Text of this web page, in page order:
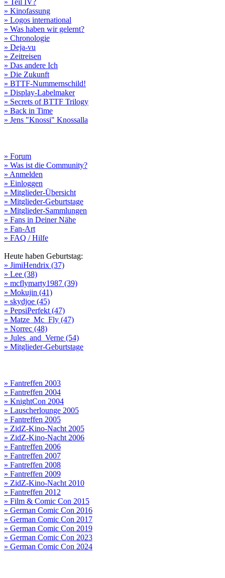
» Teil IV?
» Kinofassung
» Logos international
» Was haben wir gelernt?
» Chronologie
» Deja-vu
» Zeitreisen
» Das andere Ich
» Die Zukunft
» BTTF-Nummernschild!
» Display-Labelmaker
» Secrets of BTTF Trilogy
» Back in Time
» Jens "Knossi" Knossalla
» Forum
» Was ist die Community?
» Anmelden
» Einloggen
» Mitglieder-Übersicht
» Mitglieder-Geburtstage
» Mitglieder-Sammlungen
» Fans in Deiner Nähe
» Fan-Art
» FAQ / Hilfe
Heute haben Geburtstag:
» JimiHendrix (37)
» Lee (38)
» mcflymarty1987 (39)
» Mokujin (41)
» skydjoe (45)
» PepsiPerfekt (47)
» Matze_Mc_Fly (47)
» Norrec (48)
» Jules_and_Verne (54)
» Mitglieder-Geburtstage
» Fantreffen 2003
» Fantreffen 2004
» KnightCon 2004
» Lauscherlounge 2005
» Fantreffen 2005
» ZidZ-Kino-Nacht 2005
» ZidZ-Kino-Nacht 2006
» Fantreffen 2006
» Fantreffen 2007
» Fantreffen 2008
» Fantreffen 2009
» ZidZ-Kino-Nacht 2010
» Fantreffen 2012
» Film & Comic Con 2015
» German Comic Con 2016
» German Comic Con 2017
» German Comic Con 2019
» German Comic Con 2023
» German Comic Con 2024